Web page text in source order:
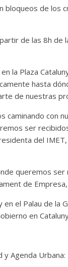
bloqueos de los
de las 8h de
la Plaza
hasta
de nuestras
con
ser
del
queremos
de
el Palau de la
en
Agenda Urbana: